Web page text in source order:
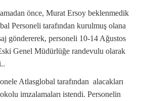
önce, Murat Ersoy beklenmedik
Personeli tarafından kurulmuş olana
göndererek, personeli 10-14 Ağustos
Genel Müdürlüğe randevulu olarak
Atlasglobal tarafından alacakları
imzalamaları istendi. Personelin